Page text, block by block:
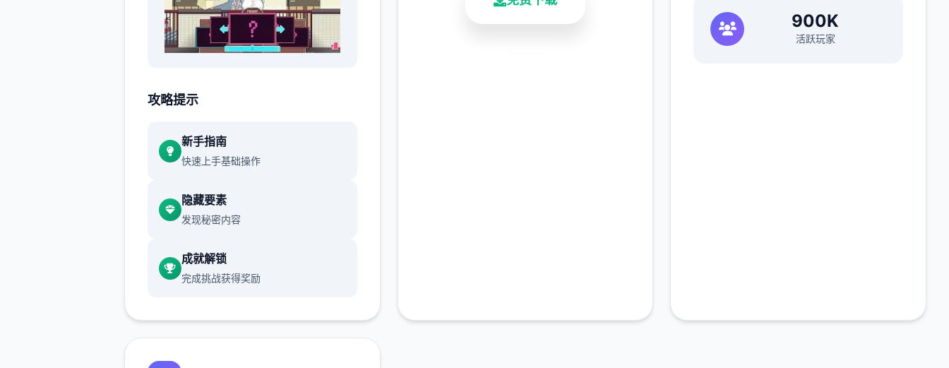
选单/行起头：鼠标左键点击
开关互动：鼠标左键点击
(2)调整绝庞首部别分小型游戏里层
攻略提示
新手指南
快速上手基础操作
隐藏要素
发现秘密内容
成就解锁
完成挑战获得奖励
900K
活跃玩家